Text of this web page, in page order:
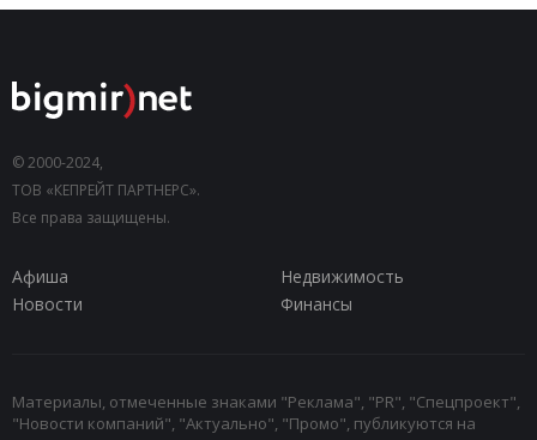
© 2000-2024,
ТОВ «КЕПРЕЙТ ПАРТНЕРС».
Все права защищены.
Афиша
Недвижимость
Новости
Финансы
Материалы, отмеченные знаками "Реклама", "PR", "Спецпроект",
"Новости компаний", "Актуально", "Промо", публикуются на